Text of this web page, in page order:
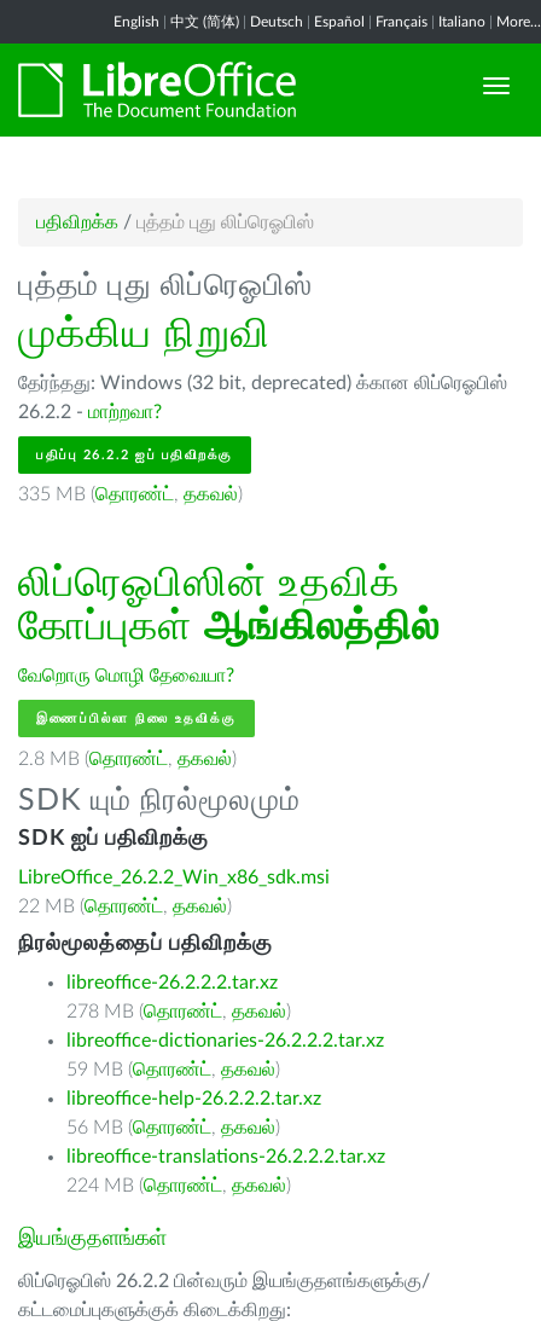
English 中文 (简体) Deutsch Español Français Italiano More...
பதிவிறக்க / புத்தம் புது லிப்ரெஓபிஸ்
புத்தம் புது லிப்ரெஓபிஸ்
முக்கிய நிறுவி
தேர்ந்தது: Windows (32 bit, deprecated) க்கான லிப்ரெஓபிஸ்
26.2.2 - மாற்றவா?
பதிப்பு 26.2.2 ஐப் பதிவிறக்கு
335 MB (தொரண்ட் , தகவல்)
லிப்ரெஓபிஸின் உதவிக்
கோப்புகள் ஆங்கிலத்தில்
வேறொரு மொழி தேவையா?
இணைப்பில்லா நிலை உதவிக்கு
2.8 MB (தொரண்ட் , தகவல்)
SDK யும் நிரல்மூலமும்
SDK ஐப் பதிவிறக்கு
LibreOffice_26.2.2_Win_x86_sdk.msi
22 MB (தொரண்ட் , தகவல்)
நிரல்மூலத்தைப் பதிவிறக்கு
libreoffice-26.2.2.2.tar.xz
278 MB (தொரண்ட் , தகவல்)
libreoffice-dictionaries-26.2.2.2.tar.xz
59 MB (தொரண்ட் , தகவல்)
libreoffice-help-26.2.2.2.tar.xz
56 MB (தொரண்ட் , தகவல்)
libreoffice-translations-26.2.2.2.tar.xz
224 MB (தொரண்ட் , தகவல்)
இயங்குதளங்கள்
லிப்ரெஓபிஸ் 26.2.2 பின்வரும் இயங்குதளங்களுக்கு/
கட்டமைப்புகளுக்குக் கிடைக்கிறது: